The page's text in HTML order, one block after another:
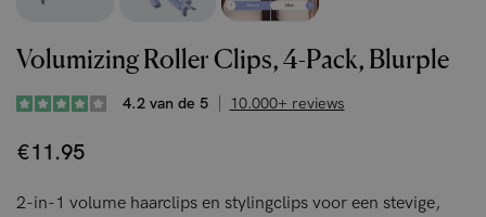
Volumizing Roller Clips, 4-Pack, Blurple
4.2 van de 5 10.000+ reviews
€11.95
2-in-1 volume haarclips en stylingclips voor een stevige,